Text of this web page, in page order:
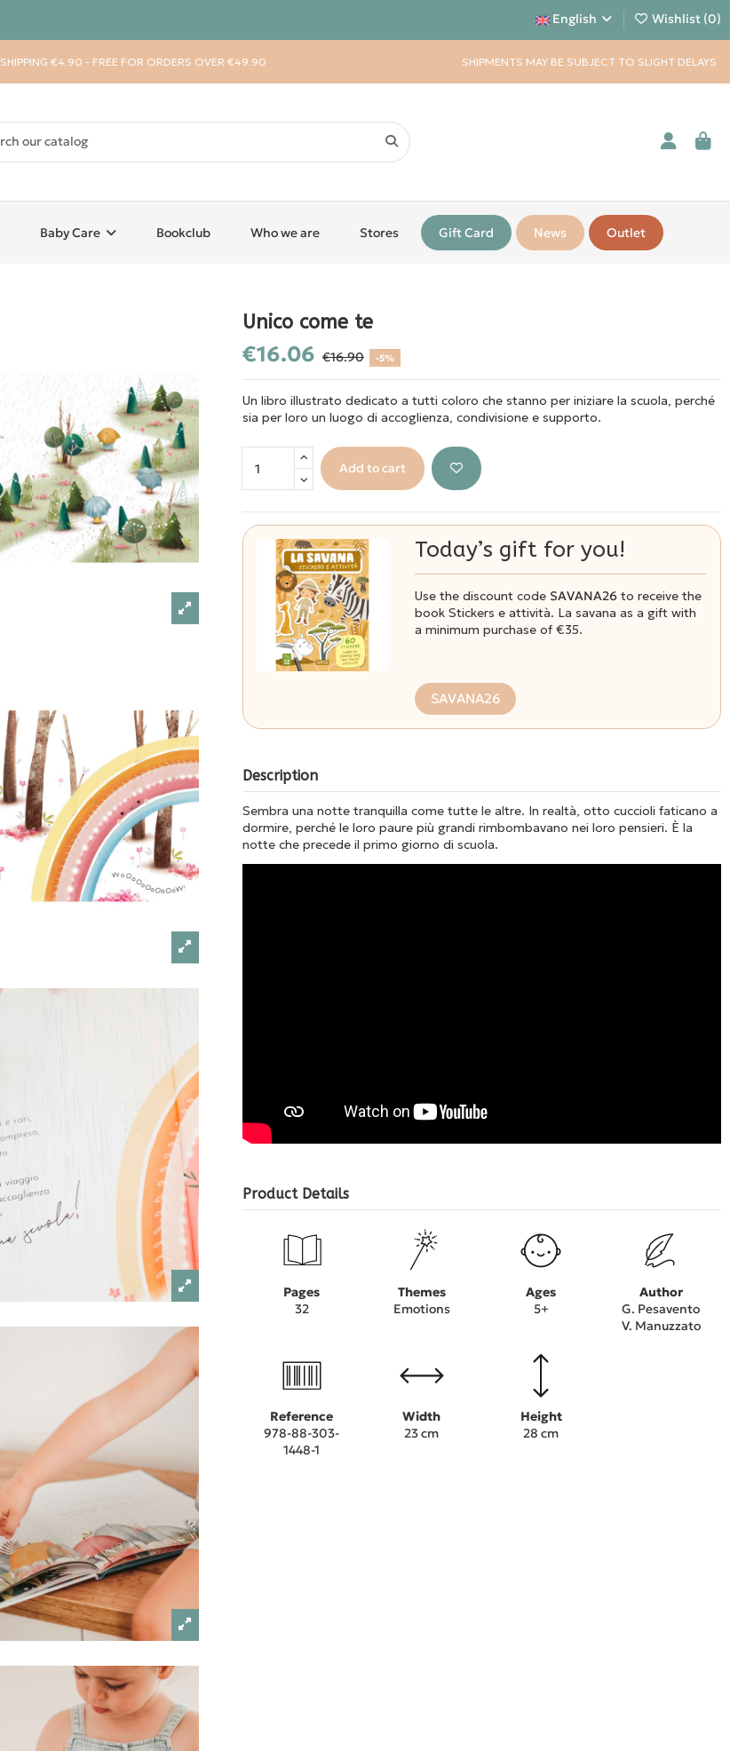
English Wishlist (0)
SHIPPING €4.90 - FREE FOR ORDERS OVER €49.90 SHIPMENTS MAY BE SUBJECT TO SLIGHT DELAYS
Baby Care Bookclub Who we are Stores Gift Card News Outlet
Unico come te
€16.06 €16.90 -5%
Un libro illustrato dedicato a tutti coloro che stanno per iniziare la scuola, perché
sia per loro un luogo di accoglienza, condivisione e supporto.
Add to cart
Today’s gift for you!
Use the discount code SAVANA26 to receive the
book Stickers e attività. La savana as a gift with
a minimum purchase of €35.
SAVANA26
Description
Sembra una notte tranquilla come tutte le altre. In realtà, otto cuccioli faticano a
dormire, perché le loro paure più grandi rimbombavano nei loro pensieri. È la
notte che precede il primo giorno di scuola.
Product Details
Pages
32
Themes
Emotions
Ages
5+
Author
G. Pesavento
V. Manuzzato
Reference
978-88-303-
1448-1
Width
23 cm
Height
28 cm